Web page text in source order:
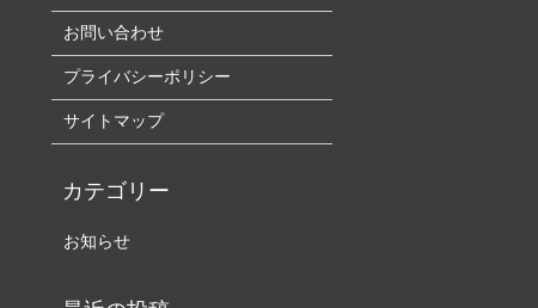
お問い合わせ
プライバシーポリシー
サイトマップ
お知らせ